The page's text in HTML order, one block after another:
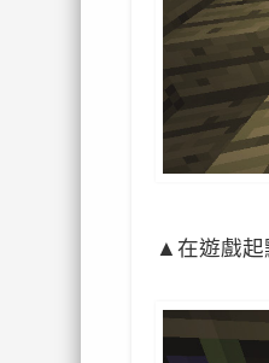
▲ 在遊戲起